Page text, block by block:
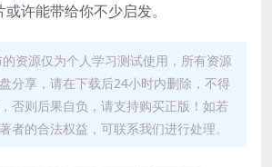
许能带给你不少启发。
资源仅为个人学习测试使用，所有资源
分享，请在下载后24小时内删除，不得
否则后果自负，请支持购买正版！如若
者的合法权益，可联系我们进行处理。